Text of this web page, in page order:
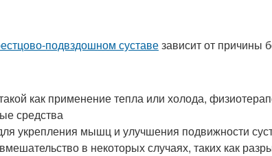
подвздошном суставезависит от причины
как применение тепла или холода,
средства
укрепления мышц и улучшения подвижности
в некоторых случаях, таких как